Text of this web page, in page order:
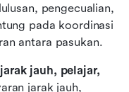
pengecualian,
pada koordinasi
antara pasukan.
jauh, pelajar,
jarak jauh,